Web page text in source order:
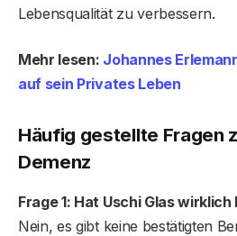
Lebensqualität zu verbessern.
Mehr lesen: Johannes
auf sein Privates Leben
Häufig gestellte Fragen
Demenz
Frage 1: Hat Uschi Glas wirklich
Nein, es gibt keine bestätigten